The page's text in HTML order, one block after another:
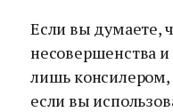
Если вы думаете,
несовершенства
лишь консилером,
если вы